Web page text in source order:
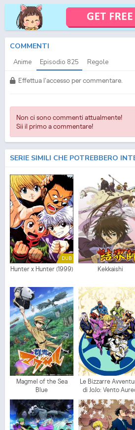
COMMENTI
Anime Episodio 825 Regole
Effettua l'accesso per commentare.
Non ci sono commenti attualmente!
Sii il primo a commentare!
SERIE SIMILI CHE POTREBBERO
DUB
Hunter x Hunter (1999) Kekkaishi
Magmel of the Sea
Blue
Le Bizzarre
di JoJo: Vento